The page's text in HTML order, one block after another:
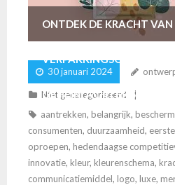
ONTDEK DE KRACHT VAN
VERPAKKINGSONTWERP:
GEHEIM ACHTER SUCCES
30 januari 2024
Niet gecategoriseerd
aantrekken, belangrijk,
consumenten, duurzaamheid,
oproepen, hedendaagse
innovatie, kleur, kleurenschema,
communicatiemiddel, logo, luxe,